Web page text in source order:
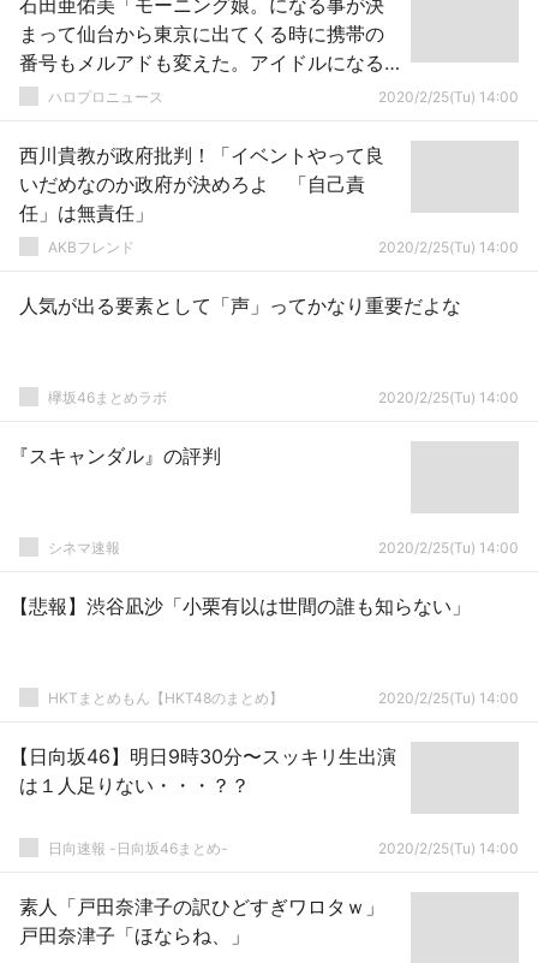
石田亜佑美「モーニング娘。になる事が決
まって仙台から東京に出てくる時に携帯の
番号もメルアドも変えた。アイドルになる
んだからって」
ハロプロニュース 2020/2/25(Tu) 14:00
西川貴教が政府批判！「イベントやって良
いだめなのか政府が決めろよ 「自己責
任」は無責任」
AKBフレンド 2020/2/25(Tu) 14:00
人気が出る要素として「声」ってかなり重要だよな
欅坂46まとめラボ 2020/2/25(Tu) 14:00
『スキャンダル』の評判
シネマ速報 2020/2/25(Tu) 14:00
【悲報】渋谷凪沙「小栗有以は世間の誰も知らない」
HKTまとめもん【HKT48のまとめ】 2020/2/25(Tu) 14:00
【日向坂46】明日9時30分〜スッキリ生出演
は１人足りない・・・？？
日向速報 -日向坂46まとめ- 2020/2/25(Tu) 14:00
素人「戸田奈津子の訳ひどすぎワロタｗ」
戸田奈津子「ほならね、」